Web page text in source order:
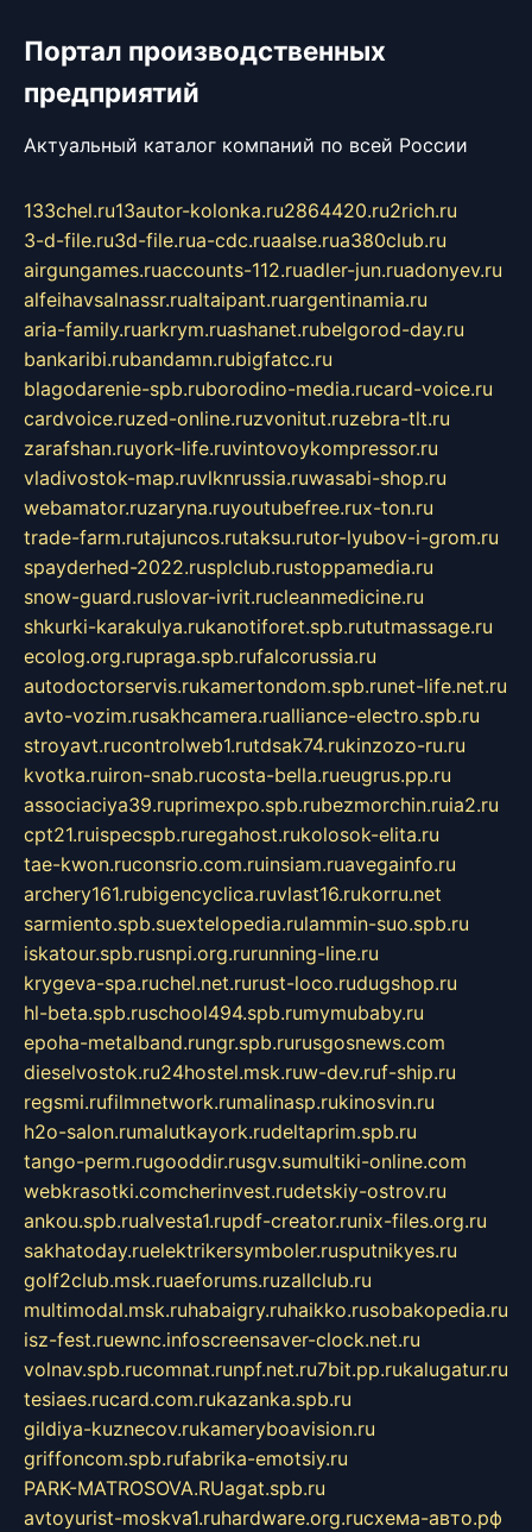
Портал производственных
предприятий
Актуальный каталог компаний по всей России
133chel.ru13autor-kolonka.ru2864420.ru2rich.ru
3-d-file.ru3d-file.rua-cdc.ruaalse.rua380club.ru
airgungames.ruaccounts-112.ruadler-jun.ruadonyev.ru
alfeihavsalnassr.rualtaipant.ruargentinamia.ru
aria-family.ruarkrym.ruashanet.rubelgorod-day.ru
bankaribi.rubandamn.rubigfatcc.ru
blagodarenie-spb.ruborodino-media.rucard-voice.ru
cardvoice.ruzed-online.ruzvonitut.ruzebra-tlt.ru
zarafshan.ruyork-life.ruvintovoykompressor.ru
vladivostok-map.ruvlknrussia.ruwasabi-shop.ru
webamator.ruzaryna.ruyoutubefree.rux-ton.ru
trade-farm.rutajuncos.rutaksu.rutor-lyubov-i-grom.ru
spayderhed-2022.rusplclub.rustoppamedia.ru
snow-guard.ruslovar-ivrit.rucleanmedicine.ru
shkurki-karakulya.rukanotiforet.spb.rututmassage.ru
ecolog.org.rupraga.spb.rufalcorussia.ru
autodoctorservis.rukamertondom.spb.runet-life.net.ru
avto-vozim.rusakhcamera.rualliance-electro.spb.ru
stroyavt.rucontrolweb1.rutdsak74.rukinzozo-ru.ru
kvotka.ruiron-snab.rucosta-bella.rueugrus.pp.ru
associaciya39.ruprimexpo.spb.rubezmorchin.ruia2.ru
cpt21.ruispecspb.ruregahost.rukolosok-elita.ru
tae-kwon.ruconsrio.com.ruinsiam.ruavegainfo.ru
archery161.rubigencyclica.ruvlast16.rukorru.net
sarmiento.spb.suextelopedia.rulammin-suo.spb.ru
iskatour.spb.rusnpi.org.rurunning-line.ru
krygeva-spa.ruchel.net.rurust-loco.rudugshop.ru
hl-beta.spb.ruschool494.spb.rumymubaby.ru
epoha-metalband.rungr.spb.rurusgosnews.com
dieselvostok.ru24hostel.msk.ruw-dev.ruf-ship.ru
regsmi.rufilmnetwork.rumalinasp.rukinosvin.ru
h2o-salon.rumalutkayork.rudeltaprim.spb.ru
tango-perm.rugooddir.rusgv.sumultiki-online.com
webkrasotki.comcherinvest.rudetskiy-ostrov.ru
ankou.spb.rualvesta1.rupdf-creator.runix-files.org.ru
sakhatoday.ruelektrikersymboler.rusputnikyes.ru
golf2club.msk.ruaeforums.ruzallclub.ru
multimodal.msk.ruhabaigry.ruhaikko.rusobakopedia.ru
isz-fest.ruewnc.infoscreensaver-clock.net.ru
volnav.spb.rucomnat.runpf.net.ru7bit.pp.rukalugatur.ru
tesiaes.rucard.com.rukazanka.spb.ru
gildiya-kuznecov.rukameryboavision.ru
griffoncom.spb.rufabrika-emotsiy.ru
PARK-MATROSOVA.RUagat.spb.ru
avtoyurist-moskva1.ruhardware.org.ruсхема-авто.рф